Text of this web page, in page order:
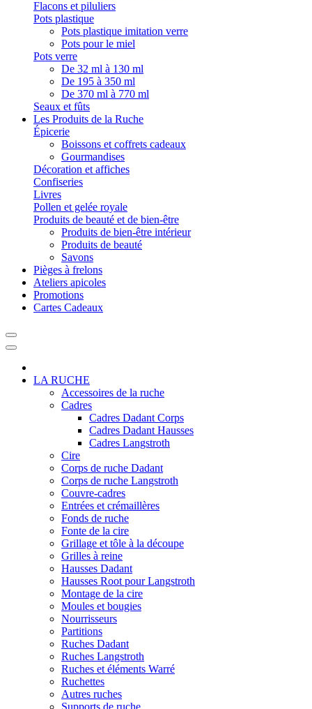
Flacons et piluliers
Pots plastique
Pots plastique imitation verre
Pots pour le miel
Pots verre
De 32 ml à 130 ml
De 195 à 350 ml
De 370 ml à 770 ml
Seaux et fûts
Les Produits de la Ruche
Épicerie
Boissons et coffrets cadeaux
Gourmandises
Décoration et affiches
Confiseries
Livres
Pollen et gelée royale
Produits de beauté et de bien-être
Produits de bien-être intérieur
Produits de beauté
Savons
Pièges à frelons
Ateliers apicoles
Promotions
Cartes Cadeaux
LA RUCHE
Accessoires de la ruche
Cadres
Cadres Dadant Corps
Cadres Dadant Hausses
Cadres Langstroth
Cire
Corps de ruche Dadant
Corps de ruche Langstroth
Couvre-cadres
Entrées et crémaillères
Fonds de ruche
Fonte de la cire
Grillage et tôle à la découpe
Grilles à reine
Hausses Dadant
Hausses Root pour Langstroth
Montage de la cire
Moules et bougies
Nourrisseurs
Partitions
Ruches Dadant
Ruches Langstroth
Ruches et éléments Warré
Ruchettes
Autres ruches
Supports de ruche